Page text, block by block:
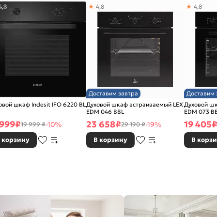
легко
шкаф Indesit IFO 6220 BL
₽19 999 ₽-10%
корзину
Доставим завтра
Духовой шкаф встраиваемый LEX
EDM 046 BBL
4,8
23 658₽29 190 ₽-19%
В корзину
Доставим
Духовой
EDM 073
4,8
19 405₽
В